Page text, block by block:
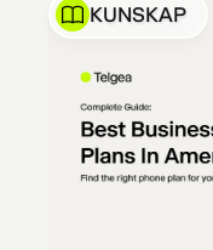
KUNSKAP